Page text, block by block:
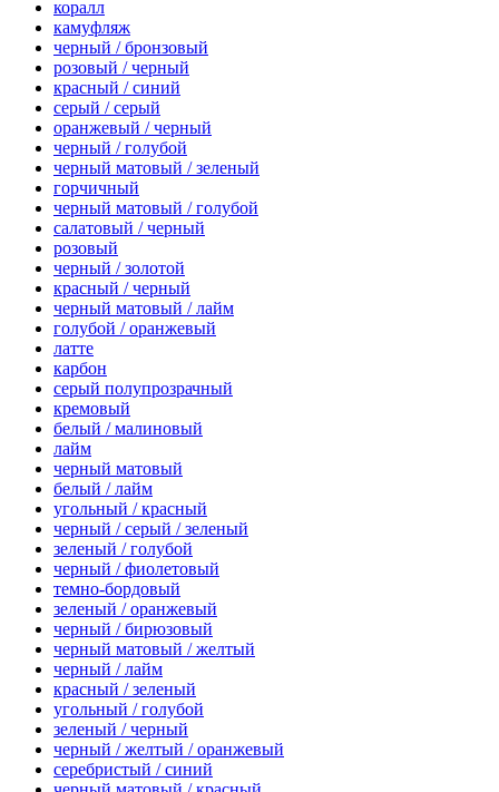
коралл
камуфляж
черный / бронзовый
розовый / черный
красный / синий
серый / серый
оранжевый / черный
черный / голубой
черный матовый / зеленый
горчичный
черный матовый / голубой
салатовый / черный
розовый
черный / золотой
красный / черный
черный матовый / лайм
голубой / оранжевый
латте
карбон
серый полупрозрачный
кремовый
белый / малиновый
лайм
черный матовый
белый / лайм
угольный / красный
черный / серый / зеленый
зеленый / голубой
черный / фиолетовый
темно-бордовый
зеленый / оранжевый
черный / бирюзовый
черный матовый / желтый
черный / лайм
красный / зеленый
угольный / голубой
зеленый / черный
черный / желтый / оранжевый
серебристый / синий